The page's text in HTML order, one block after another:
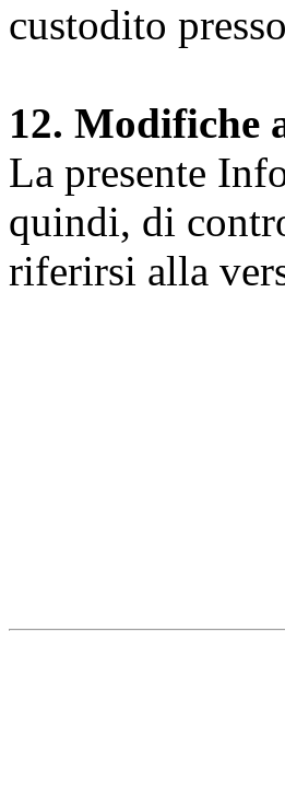
custodito
12. Modifiche
La presente
quindi, di
riferirsi alla